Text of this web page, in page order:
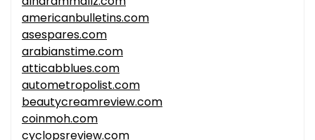
americanbulletins.com
asespares.com
arabianstime.com
atticabblues.com
autometropolist.com
beautycreamreview.com
coinmoh.com
cyclopsreview.com